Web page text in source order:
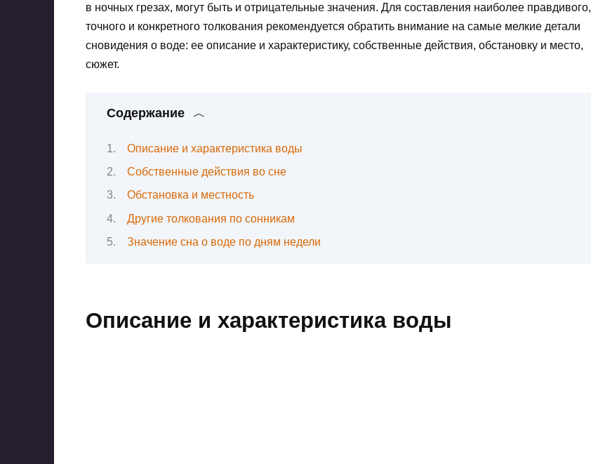
в ночных грезах, могут быть и отрицательные значения. Для составления наиболее правдивого,
точного и конкретного толкования рекомендуется обратить внимание на самые мелкие детали
сновидения о воде: ее описание и характеристику, собственные действия, обстановку и место,
сюжет.
Содержание
Описание и характеристика воды
Собственные действия во сне
Обстановка и местность
Другие толкования по сонникам
Значение сна о воде по дням недели
Описание и характеристика воды